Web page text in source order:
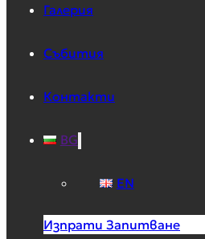
Галерия
Събития
Контакти
BG
EN
Изпрати Запитване